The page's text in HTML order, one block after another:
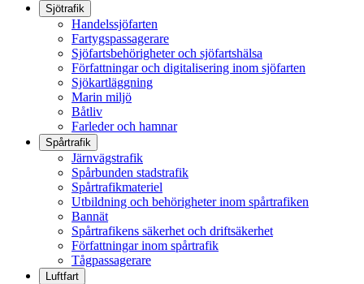
Sjötrafik
Handelssjöfarten
Fartygspassagerare
Sjöfartsbehörigheter och sjöfartshälsa
Författningar och digitalisering inom sjöfarten
Sjökartläggning
Marin miljö
Båtliv
Farleder och hamnar
Spårtrafik
Järnvägstrafik
Spårbunden stadstrafik
Spårtrafikmateriel
Utbildning och behörigheter inom spårtrafiken
Bannät
Spårtrafikens säkerhet och driftsäkerhet
Författningar inom spårtrafik
Tågpassagerare
Luftfart